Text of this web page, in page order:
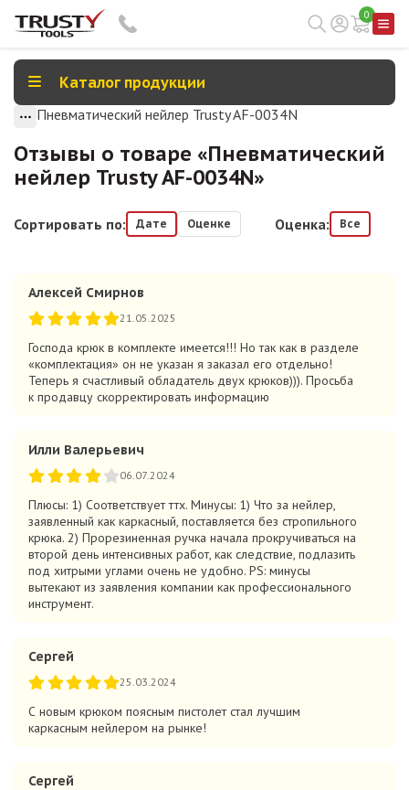
0
Каталог продукции
Пневматический нейлер Trusty AF-0034N
Отзывы о товаре «Пневматический
нейлер Trusty AF-0034N»
Сортировать по: Дате Оценке Оценка: Все
Алексей Смирнов
21.05.2025
Господа крюк в комплекте имеется!!! Но так как в разделе
«комплектация» он не указан я заказал его отдельно!
Теперь я счастливый обладатель двух крюков))). Просьба
к продавцу скорректировать информацию
Илли Валерьевич
06.07.2024
Плюсы: 1) Соответствует ттх. Минусы: 1) Что за нейлер,
заявленный как каркасный, поставляется без стропильного
крюка. 2) Прорезиненная ручка начала прокручиваться на
второй день интенсивных работ, как следствие, подлазить
под хитрыми углами очень не удобно. PS: минусы
вытекают из заявления компании как профессионального
инструмент.
Сергей
25.03.2024
С новым крюком поясным пистолет стал лучшим
каркасным нейлером на рынке!
Сергей